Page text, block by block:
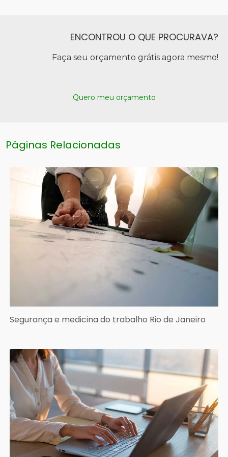
ENCONTROU O QUE PROCURAVA?
Faça seu orçamento grátis agora mesmo!
Quero meu orçamento
Páginas Relacionadas
Segurança e medicina do trabalho Rio de Janeiro